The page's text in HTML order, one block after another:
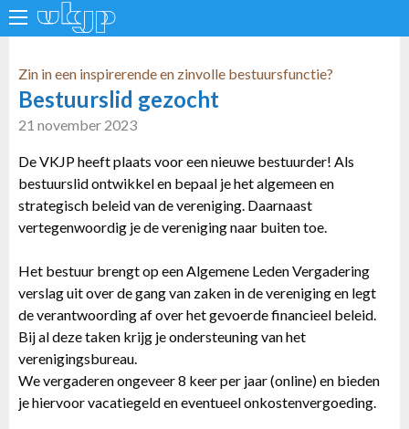
Zin in een inspirerende en zinvolle bestuursfunctie?
Bestuurslid gezocht
21 november 2023
De VKJP heeft plaats voor een nieuwe bestuurder! Als
bestuurslid ontwikkel en bepaal je het algemeen en
strategisch beleid van de vereniging. Daarnaast
vertegenwoordig je de vereniging naar buiten toe.
Het bestuur brengt op een Algemene Leden Vergadering
verslag uit over de gang van zaken in de vereniging en legt
de verantwoording af over het gevoerde financieel beleid.
Bij al deze taken krijg je ondersteuning van het
verenigingsbureau.
We vergaderen ongeveer 8 keer per jaar (online) en bieden
je hiervoor vacatiegeld en eventueel onkostenvergoeding.